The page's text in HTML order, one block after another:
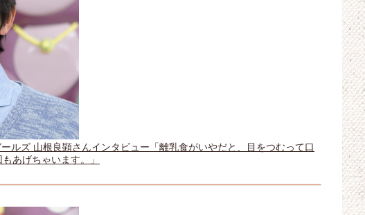
ルズ 山根良顕さんインタビュー「離乳食がいやだと、目をつむって口
あげちゃいます。」